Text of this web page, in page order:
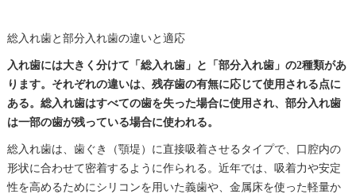
総入れ歯と部分入れ歯の違いと適応
入れ歯には大きく分けて「総入れ歯」と「部分入れ歯」の2種類があ
ります。それぞれの違いは、残存歯の有無に応じて使用される点に
ある。総入れ歯はすべての歯を失った場合に使用され、部分入れ歯
は一部の歯が残っている場合に使われる。
総入れ歯は、歯ぐき（顎堤）に直接吸着させるタイプで、口腔内の
形状に合わせて密着するように作られる。近年では、吸着力や安定
性を高めるためにシリコンを用いた義歯や、金属床を使った軽量か